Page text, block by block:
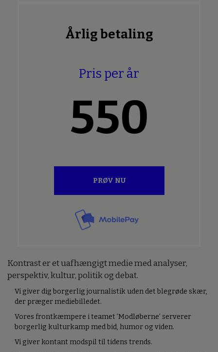
Årlig betaling
Pris per år
550
PRØV NU
Kontrast er et uafhængigt medie med analyser,
perspektiv, kultur, politik og debat.
Vi giver dig borgerlig journalistik uden det blegrøde skær,
der præger mediebilledet.
Vores frontkæmpere i teamet ’Modløberne’ serverer
borgerlig kulturkamp med bid, humor og viden.
Vi giver kontant modspil til tidens trends.